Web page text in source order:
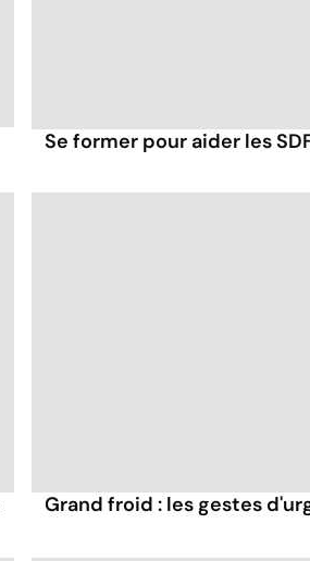
Se former pour aider les
Grand froid : les gestes